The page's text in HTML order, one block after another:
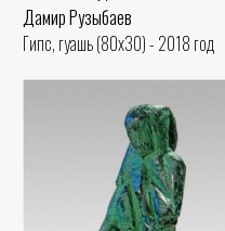
Дамир Рузыбаев
Гипс, гуашь (80x30) - 2018 год